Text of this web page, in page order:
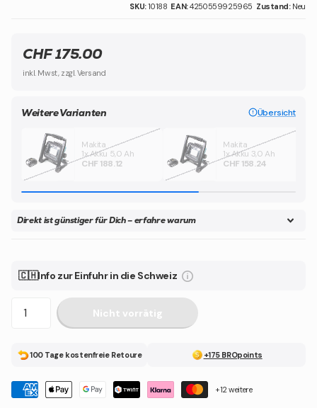
SKU:10188 EAN:4250559925965 Zustand: Neu
CHF 175.00
inkl. Mwst, zzgl. Versand
Weitere Varianten Übersicht
Makita
1x Akku 5,0 Ah
CHF 188.12
Makita
1x Akku 3,0 Ah
CHF 158.24
Direkt ist günstiger für Dich – erfahre warum
🇨🇭Info zur Einfuhr in die Schweiz
Nicht vorrätig
100 Tage kostenfreie Retoure +175 BROpoints
+12 weitere